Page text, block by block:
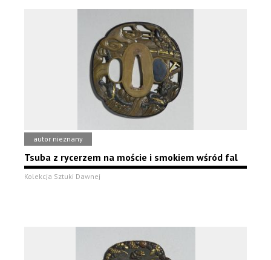
autor nieznany
Tsuba z rycerzem na moście i smokiem wśród fal
Kolekcja Sztuki Dawnej